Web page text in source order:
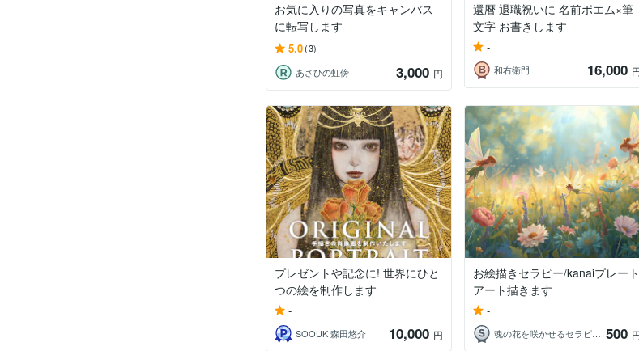
お気に入りの写真をキャンバス
に転写します
5.0(3)
あさひの虹傍
3,000 円
還暦 退職祝いに 名前ポエム×筆
文字 お書きします
-
和右衛門 16,000
プレゼントや記念に! 世界にひと
つの絵を制作します
-
SOOUK 森田悠介 10,000 円
お絵描きセラピー/kanaiプレート
アート描きます
-
魂の花を咲かせるセラピスト☽ 500